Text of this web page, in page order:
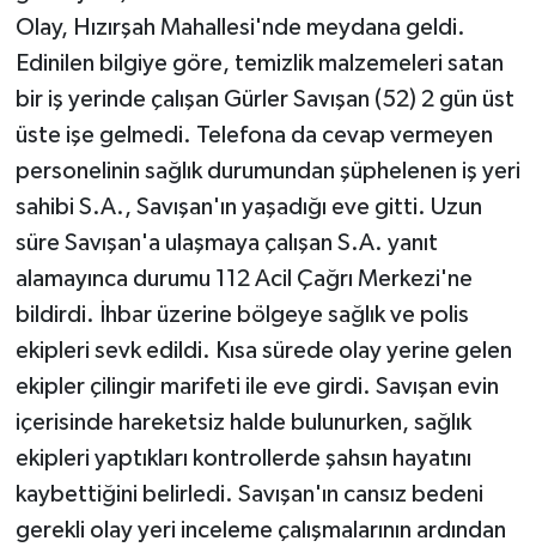
Olay, Hızırşah Mahallesi'nde meydana geldi.
Edinilen bilgiye göre, temizlik malzemeleri satan
bir iş yerinde çalışan Gürler Savışan (52) 2 gün üst
üste işe gelmedi. Telefona da cevap vermeyen
personelinin sağlık durumundan şüphelenen iş yeri
sahibi S.A., Savışan'ın yaşadığı eve gitti. Uzun
süre Savışan'a ulaşmaya çalışan S.A. yanıt
alamayınca durumu 112 Acil Çağrı Merkezi'ne
bildirdi. İhbar üzerine bölgeye sağlık ve polis
ekipleri sevk edildi. Kısa sürede olay yerine gelen
ekipler çilingir marifeti ile eve girdi. Savışan evin
içerisinde hareketsiz halde bulunurken, sağlık
ekipleri yaptıkları kontrollerde şahsın hayatını
kaybettiğini belirledi. Savışan'ın cansız bedeni
gerekli olay yeri inceleme çalışmalarının ardından